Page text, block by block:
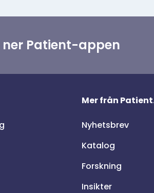
Patient-appen
Mer från
Nyhetsbrev
Katalog
Forskning
Insikter